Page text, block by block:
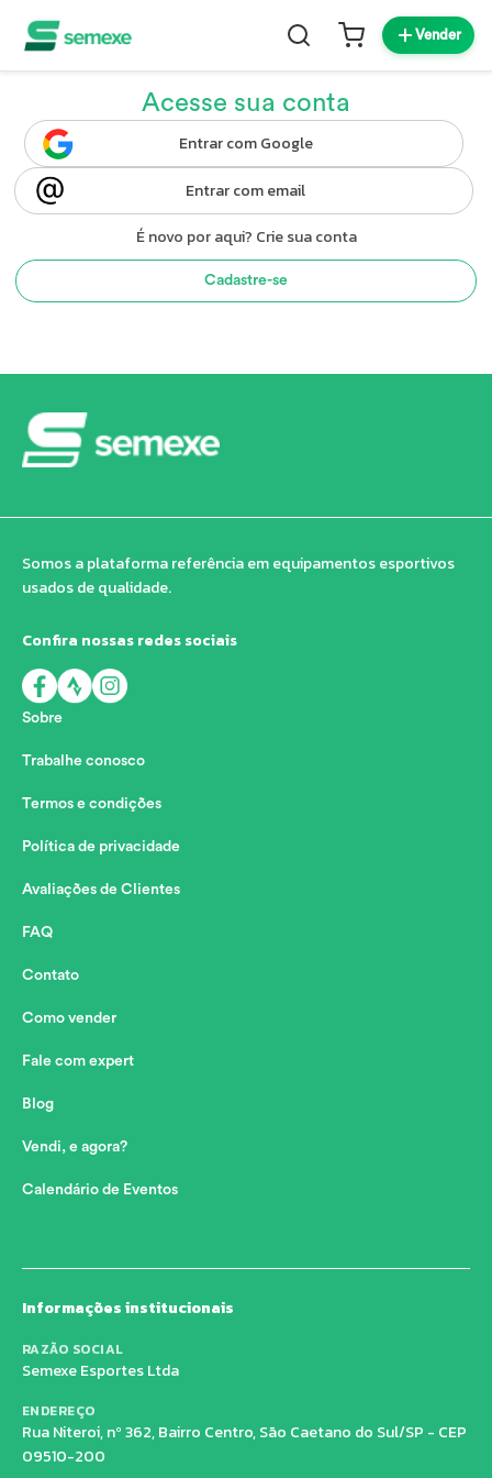
Vender
Acesse sua conta
Entrar com Google
Entrar com email
É novo por aqui? Crie sua conta
Cadastre-se
Somos a plataforma referência em equipamentos esportivos
usados de qualidade.
Confira nossas redes sociais
Sobre
Trabalhe conosco
Termos e condições
Política de privacidade
Avaliações de Clientes
FAQ
Contato
Como vender
Fale com expert
Blog
Vendi, e agora?
Calendário de Eventos
Informações institucionais
RAZÃO SOCIAL
Semexe Esportes Ltda
ENDEREÇO
Rua Niteroi, nº 362, Bairro Centro, São Caetano do Sul/SP - CEP
09510-200